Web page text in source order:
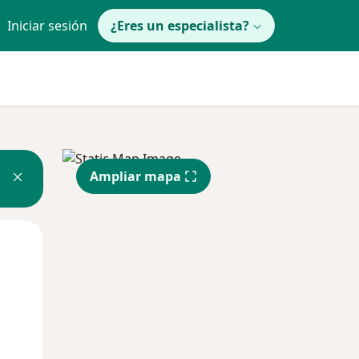
Iniciar sesión ¿Eres un especialista?
Ampliar mapa